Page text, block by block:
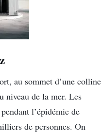
au sommet d’une colline
niveau de la mer. Les
l’épidémie de
de personnes. On